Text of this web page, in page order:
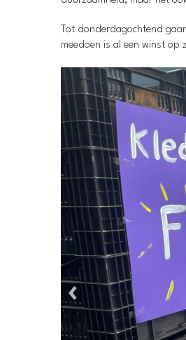
Tot donderdagochtend
meedoen is al een winst op